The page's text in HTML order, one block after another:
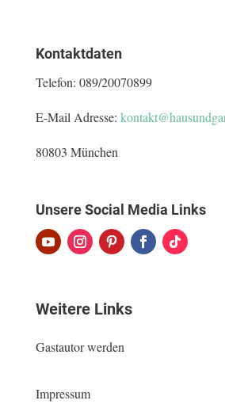
Kontaktdaten
Telefon: 089/20070899
E-Mail Adresse:
80803 München
Unsere Social Media Links
Weitere Links
Gastautor werden
Impressum